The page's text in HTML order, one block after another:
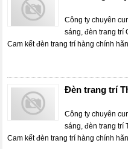
Công ty chuyên
sáng, đèn trang trí
Cam kết đèn trang trí hàng chính
Đèn trang trí
Công ty chuyên
sáng, đèn trang trí
Cam kết đèn trang trí hàng chính